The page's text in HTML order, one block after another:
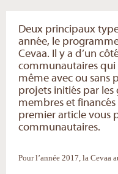
Deux principaux
année, le
Cevaa. Il y a d’un
communautaires qui
même avec ou sans
projets initiés par les
membres et
premier article vous
communautaires.
Pour l’année 2017, la Cevaa